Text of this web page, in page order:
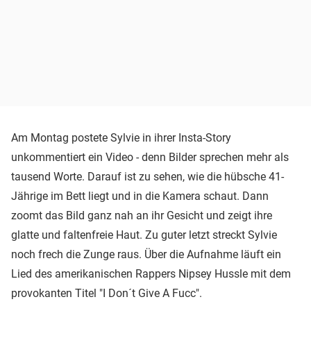
Am Montag postete Sylvie in ihrer Insta-Story
unkommentiert ein Video - denn Bilder sprechen mehr als
tausend Worte. Darauf ist zu sehen, wie die hübsche 41-
Jährige im Bett liegt und in die Kamera schaut. Dann
zoomt das Bild ganz nah an ihr Gesicht und zeigt ihre
glatte und faltenfreie Haut. Zu guter letzt streckt Sylvie
noch frech die Zunge raus. Über die Aufnahme läuft ein
Lied des amerikanischen Rappers Nipsey Hussle mit dem
provokanten Titel "I Don´t Give A Fucc".